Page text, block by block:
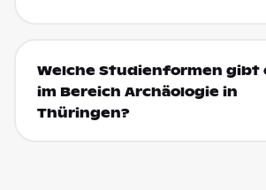
Welche Studienformen gibt
im Bereich Archäologie in
Thüringen?